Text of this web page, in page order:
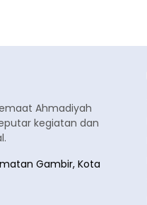
Ahmadiyah
kegiatan dan
Gambir, Kota